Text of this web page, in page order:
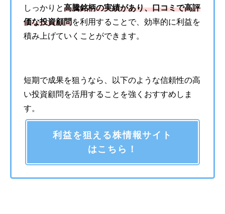
しっかりと高騰銘柄の実績があり、口コミで高評
価な投資顧問 を利用することで、効率的に利益を
積み上げていくことができます。
短期で成果を狙うなら、以下のような信頼性の高
い投資顧問を活用することを強くおすすめしま
す。
利益を狙える株情報サイト
はこちら！